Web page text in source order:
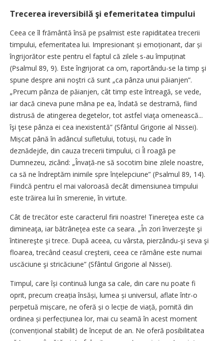
Trecerea ireversibilă şi efemeritatea timpului
Ceea ce îl frământă însă pe psalmist este rapiditatea trecerii
timpului, efemeritatea lui. Impresionant și emoționant, dar și
îngrijorător este pentru el faptul că zilele s-au împuținat
(Psalmul 89, 9). Este îngrijorat ca om, raportându-se la timp şi
spune despre anii noştri că sunt „ca pânza unui păianjen”.
„Precum pânza de păianjen, cât timp este întreagă, se vede,
iar dacă cineva pune mâna pe ea, îndată se destramă, fiind
distrusă de atingerea degetelor, tot astfel viaţa omenească...
îşi ţese pânza ei cea inexistentă” (Sfântul Grigorie al Nissei).
Mișcat până în adâncul sufletului, totuși, nu cade în
deznădejde, din cauza trecerii timpului, ci Îl roagă pe
Dumnezeu, zicând: „Învață-ne să socotim bine zilele noastre,
ca să ne îndreptăm inimile spre înțelepciune” (Psalmul 89, 14).
Fiindcă pentru el mai valoroasă decât dimensiunea timpului
este trăirea lui în smerenie, în virtute.
Cât de trecător este caracterul firii noastre! Tinereţea este ca
dimineaţa, iar bătrâneţea este ca seara. „În zori înverzeşte şi
întinereşte şi trece. După aceea, cu vârsta, pierzându-şi seva şi
floarea, trecând ceasul creşterii, ceea ce rămâne este numai
uscăciune şi stricăciune” (Sfântul Grigorie al Nissei).
Timpul, care își continuă lunga sa cale, din care nu poate fi
oprit, precum creația însăși, lumea și universul, aflate într-o
perpetuă mișcare, ne oferă și o lecție de viață, pornită din
ordinea și perfecțiunea lor, mai cu seamă în acest moment
(convențional stabilit) de început de an. Ne oferă posibilitatea